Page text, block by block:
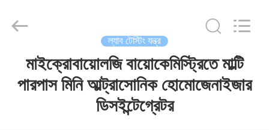
Rights
ল্যাব টেস্টিং যন্ত্র
মাইক্রোবায়োলজি বায়োকেমিস্ট্রিতে মাল্টি
পারপাস মিনি আল্ট্রাসোনিক হোমোজেনাইজার
ডিসইন্টেগ্রেটর